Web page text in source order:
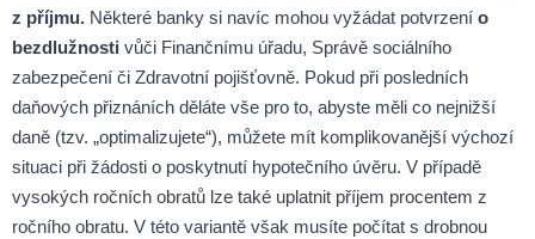
z příjmu. Některé banky si navíc mohou vyžádat potvrzení o
bezdlužnosti vůči Finančnímu úřadu, Správě sociálního
zabezpečení či Zdravotní pojišťovně. Pokud při posledních
daňových přiznáních děláte vše pro to, abyste měli co nejnižší
daně (tzv. „optimalizujete“), můžete mít komplikovanější výchozí
situaci při žádosti o poskytnutí hypotečního úvěru. V případě
vysokých ročních obratů lze také uplatnit příjem procentem z
ročního obratu. V této variantě však musíte počítat s drobnou